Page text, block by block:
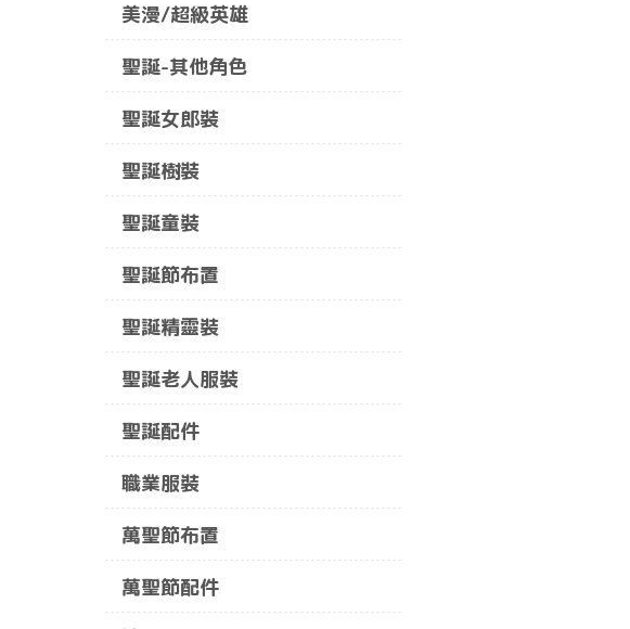
美漫/超級英雄
聖誕-其他角色
聖誕女郎裝
聖誕樹裝
聖誕童裝
聖誕節布置
聖誕精靈裝
聖誕老人服裝
聖誕配件
職業服裝
萬聖節布置
萬聖節配件